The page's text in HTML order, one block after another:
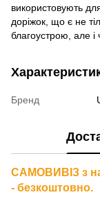
використовують
доріжок, що є не
благоустрою, але
Бренд
САМОВИВІЗ з
- безкоштовно.